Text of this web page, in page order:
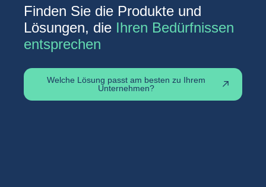
Finden Sie die Produkte und
Lösungen, die Ihren Bedürfnissen
entsprechen
Welche Lösung passt am besten zu Ihrem
Unternehmen?